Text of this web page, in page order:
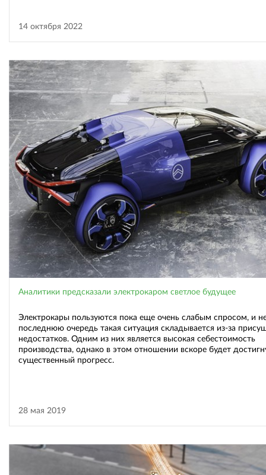
14 октября 2022
Аналитики предсказали электрокаром светлое будущее
Электрокары пользуются пока еще очень слабым спросом, и
последнюю очередь такая ситуация складывается из-за
недостатков. Одним из них является высокая себестоимость
производства, однако в этом отношении вскоре будет
существенный прогресс.
28 мая 2019